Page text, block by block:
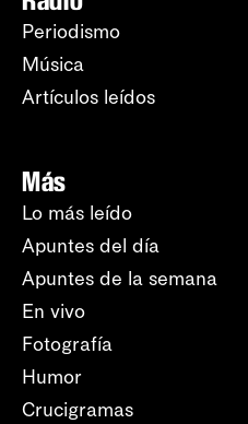
Periodismo
Música
Artículos leídos
Más
Lo más leído
Apuntes del día
Apuntes de la semana
En vivo
Fotografía
Humor
Crucigramas